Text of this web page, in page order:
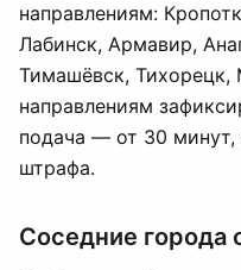
направлениям:
Лабинск, Армавир,
Тимашёвск,
направлениям
подача — от 30
штрафа.
Соседние города